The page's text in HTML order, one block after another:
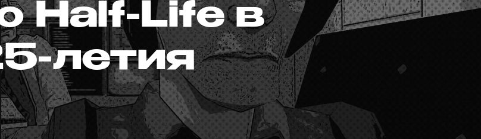
Half-Life в
летия